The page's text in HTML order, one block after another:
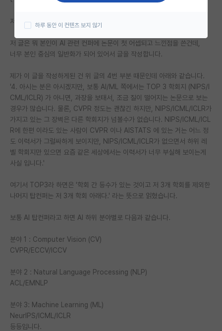
연구실(PI) 홍보 게시판
석박사 채용 정보 게시판
임용 정보 게시판
학부 인턴 게시판
취업 게시판
임용 후기 게시판
PI 전용 게시판
특수/전문대학원 게시판
반도체/AI 게시판
장학금/장학생 게시판
학술 정보 게시판
홍보 게시판
유학교육
저 글보고 좀 바로 잡아야 겠다는 생각이 들어서 글을 작성합니다.
저 글은 뭐 본인이 AI 관련 컨퍼에 논문이 첫 어셉되고 느낀점을 쓴건데,
너무 본인 중심의 일반화가 되어 있어서 글을 작성합니다.
제가 이 글을 작성하게된 건 위 글의 4번 부분 때문인데 아래와 같습니다.
'4. 아시는 분은 아시겠지만, 보통 AI/ML 쪽에서는 TOP 3 학회지 (NIPS/I
CML/ICLR) 가 아니면, 과장을 보태서, 조금 질이 떨어지는 논문으로 보는
경우가 많습니다. 물론, CVPR 정도는 괜찮긴 하지만, NIPS/ICML/ICLR가
가지고 있는 그 장벽은 다른 학회지가 넘볼수가 없습니다. NIPS/ICML/ICL
R에 한편 이라도 있는 사람이 CVPR 이나 AISTATS 에 있는 거는 어느 정
도 이력서가 그럴싸하게 보이지만, NIPS/ICML/ICLR가 없으면서 하위 레
벨 학회지만 있으면 요즘 같은 세상에서는 이력서가 너무 부실해 보이는게
사실 입니다.'
여기서 TOP3라 하면은 '학회 간 등수가 있는 것이고 저 3개 학회를 제외한
나머지 탑컨퍼는 저 3개 학회 아래다.' 라는 뜻으로 읽혔습니다.
보통 AI 탑컨퍼라고 하면 AI 하위 분야별로 다음과 같습니다.
분야 1 : Computer Vision (CV)
CVPR/ECCV/ICCV
분야 2 : Natural Language Processing (NLP)
ACL/EMNLP
분야 3: Machine Learning (ML)
NeurIPS/ICML/ICLR
등등입니다.
하루 동안 이 컨텐츠 보지 않기